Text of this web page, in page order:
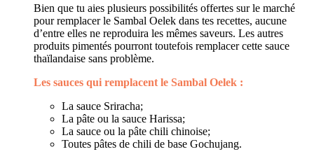
Bien que tu aies plusieurs possibilités offertes sur le marché
pour remplacer le Sambal Oelek dans tes recettes, aucune
d’entre elles ne reproduira les mêmes saveurs. Les autres
produits pimentés pourront toutefois remplacer cette sauce
thaïlandaise sans problème.
Les sauces qui remplacent le Sambal Oelek :
La sauce Sriracha;
La pâte ou la sauce Harissa;
La sauce ou la pâte chili chinoise;
Toutes pâtes de chili de base Gochujang.